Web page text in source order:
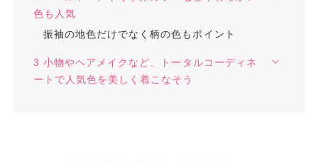
色も人気
振袖の地色だけでなく柄の色もポイント
3 小物やヘアメイクなど、トータルコーディネ
ートで人気色を美しく着こなそう